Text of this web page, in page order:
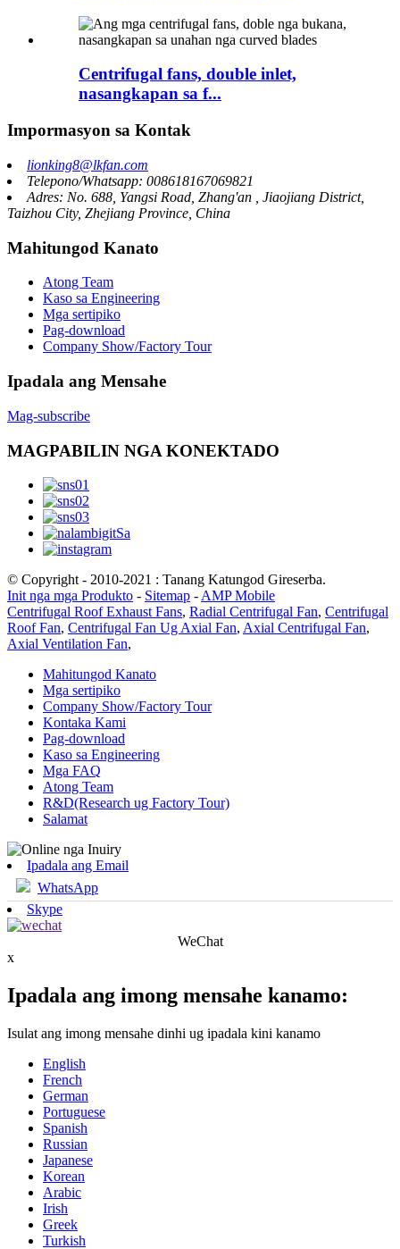
Centrifugal fans, double inlet,
nasangkapan sa f...
Impormasyon sa Kontak
lionking8@lkfan.com
Telepono/Whatsapp: 008618167069821
Adres: No. 688, Yangsi Road, Zhang'an , Jiaojiang District,
Taizhou City, Zhejiang Province, China
Mahitungod Kanato
Atong Team
Kaso sa Engineering
Mga sertipiko
Pag-download
Company Show/Factory Tour
Ipadala ang Mensahe
Mag-subscribe
MAGPABILIN NGA KONEKTADO
© Copyright - 2010-2021 : Tanang Katungod Gireserba.
Init nga mga Produkto - Sitemap - AMP Mobile
Centrifugal Roof Exhaust Fans, Radial Centrifugal Fan, Centrifugal
Roof Fan, Centrifugal Fan Ug Axial Fan, Axial Centrifugal Fan,
Axial Ventilation Fan,
Mahitungod Kanato
Mga sertipiko
Company Show/Factory Tour
Kontaka Kami
Pag-download
Kaso sa Engineering
Mga FAQ
Atong Team
R&D(Research ug Factory Tour)
Salamat
Ipadala ang Email
WhatsApp
Skype
WeChat
x
Ipadala ang imong mensahe kanamo:
Isulat ang imong mensahe dinhi ug ipadala kini kanamo
English
French
German
Portuguese
Spanish
Russian
Japanese
Korean
Arabic
Irish
Greek
Turkish